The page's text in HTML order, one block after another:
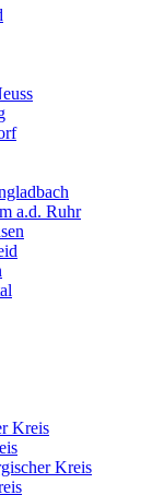
a.d. Ruhr
Kreis
Kreis